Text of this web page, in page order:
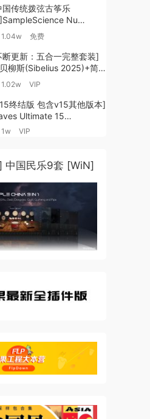
国传统拨弦古筝乐
Nu
v2.0 x64 VST
AU DECENT SAMPLER
MacOSX]（158MB)
1.04w 免费
断更新：五合一完整套装]
柳斯(Sibelius 2025)+简
件V8+图片识别+音频识别
（80.48GB+）
1.02w VIP
终结版 包含v15其他版本]
Ultimate 15
一键安装版+安装
）
1w VIP
中国民乐9套 [WiN]